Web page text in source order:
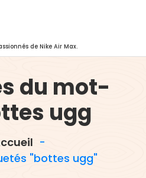
de Nike Air Max.
du mot-
ugg
-
"bottes ugg"